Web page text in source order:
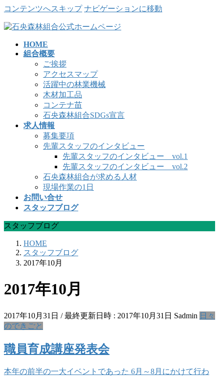
コンテンツへスキップ ナビゲーションに移動
HOME
組合概要
ご挨拶
アクセスマップ
活躍中の林業機械
木材加工品
コンテナ苗
石央森林組合SDGs宣言
求人情報
募集要項
先輩スタッフのインタビュー
先輩スタッフのインタビュー vol.1
先輩スタッフのインタビュー vol.2
石央森林組合が求める人材
現場作業の1日
お問い合せ
スタッフブログ
スタッフブログ
HOME
スタッフブログ
2017年10月
2017年10月
2017年10月31日 / 最終更新日時 : 2017年10月31日 Sadmin 日々
のできごと
職員育成講座発表会
本年の前半の一大イベントであった 6月～8月にかけて行わ